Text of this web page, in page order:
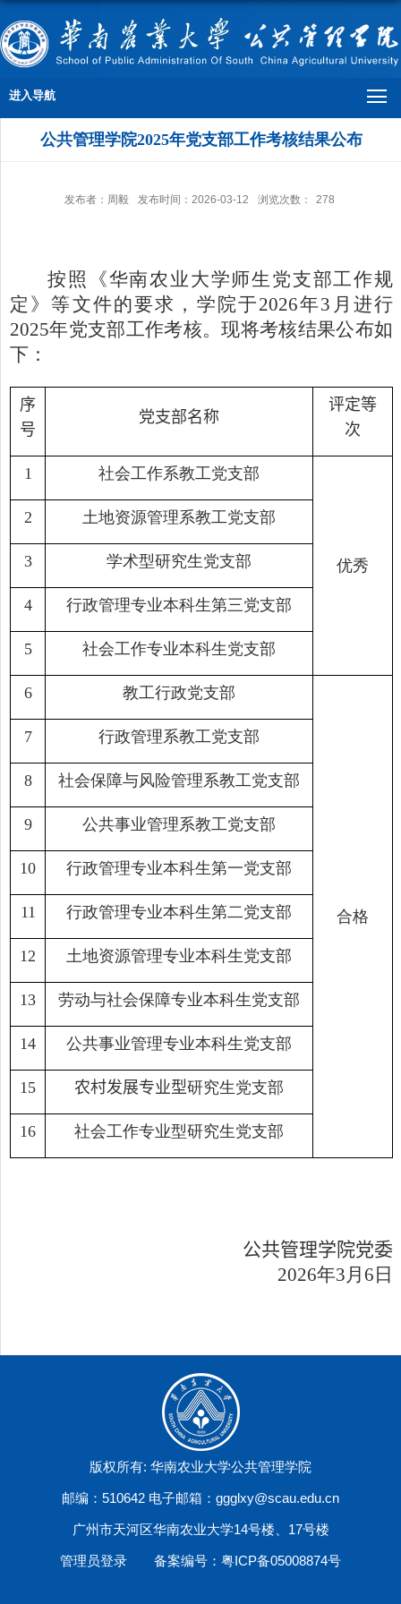
进入导航
公共管理学院2025年党支部工作考核结果公布
发布者：周毅 发布时间：2026-03-12 浏览次数： 278
按照《华南农业大学师生党支部工作规
定》等文件的要求，学院于2026年3 月进行
2025年党支部工作考核。现将考核结果公布如
下：
序
号
党支部名称
评定等
次
1 社会工作系教工党支部
优秀
2 土地资源管理系教工党支部
3 学术型研究生党支部
4 行政管理专业本科生第三党支部
5 社会工作专业本科生党支部
6 教工行政党支部
合格
7 行政管理系教工党支部
8 社会保障与风险管理系教工党支部
9 公共事业管理系教工党支部
10 行政管理专业本科生第一党支部
11 行政管理专业本科生第二党支部
12 土地资源管理专业本科生党支部
13 劳动与社会保障专业本科生党支部
14 公共事业管理专业本科生党支部
15 农村发展专业型研究生党支部
16 社会工作专业型研究生党支部
公共管理学院党委
2026年3月 6 日
版权所有: 华南农业大学公共管理学院
邮编：510642 电子邮箱：ggglxy@scau.edu.cn
广州市天河区华南农业大学14号楼、17号楼
管理员登录 备案编号：粤ICP备05008874号